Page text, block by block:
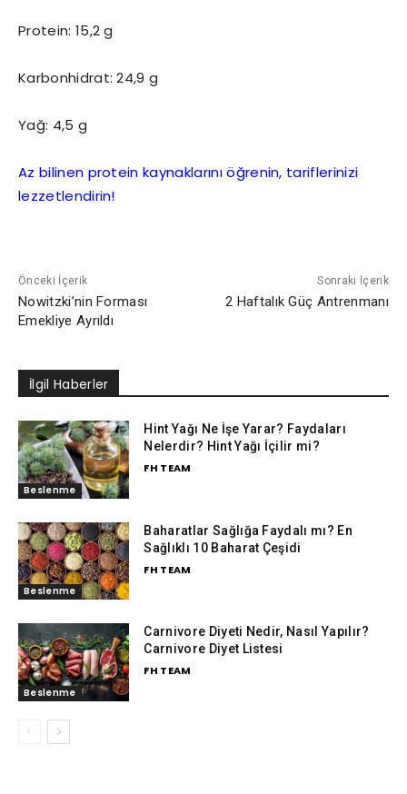
Protein: 15,2 g
Karbonhidrat: 24,9 g
Yağ: 4,5 g
Az bilinen protein kaynaklarını öğrenin, tariflerinizi
lezzetlendirin!
Önceki İçerik
Nowitzki’nin Forması
Emekliye Ayrıldı
Sonraki İçerik
2 Haftalık Güç Antrenmanı
İlgil Haberler
Beslenme
Hint Yağı Ne İşe Yarar? Faydaları
Nelerdir? Hint Yağı İçilir mi?
FH TEAM
Beslenme
Baharatlar Sağlığa Faydalı mı? En
Sağlıklı 10 Baharat Çeşidi
FH TEAM
Beslenme
Carnivore Diyeti Nedir, Nasıl Yapılır?
Carnivore Diyet Listesi
FH TEAM